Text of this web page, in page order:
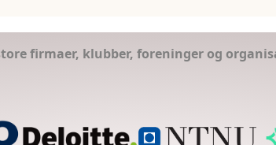
firmaer, klubber, foreninger og